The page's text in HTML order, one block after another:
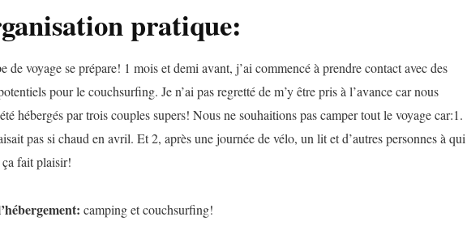
pratique:
de voyage se prépare! 1 mois et demi avant, j’ai commencé à prendre contact avec des
pour le couchsurfing. Je n’ai pas regretté de m’y être pris à l’avance car nous
hébergés par trois couples supers! Nous ne souhaitions pas camper tout le voyage car:1.
pas si chaud en avril. Et 2, après une journée de vélo, un lit et d’autres personnes à qui
fait plaisir!
camping et couchsurfing!